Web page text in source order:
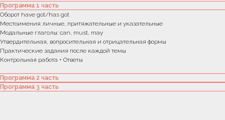
Программа 1 часть
Оборот have got/has got
Местоимения личные, притяжательные и указательные
Модальные глаголы: can, must, may
Утвердительная, вопросительная и отрицательная формы
Практические задания после каждой темы
Контрольная работа + Ответы
Программа 2 часть
Программа 3 часть
Часы работы:
Сб и Вс - выходной